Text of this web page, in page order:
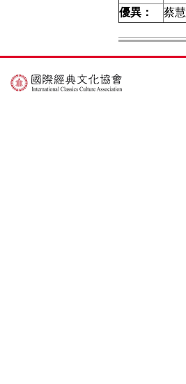
優異：
蔡